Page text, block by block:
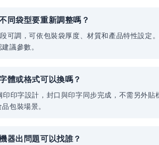
同袋型要重新調整嗎？
可調，可依包裝袋厚度、材質和產品特性設
議參數。
體或格式可以換嗎？
印印字設計，封口與印字同步完成，不需另外
包裝場景。
器出問題可以找誰？